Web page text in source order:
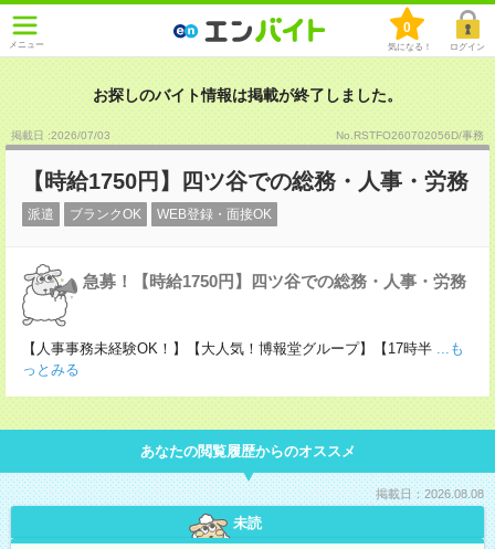
メニュー
0
気になる！ ログイン
お探しのバイト情報は掲載が終了しました。
掲載日 :2026/07/03 No.RSTFO260702056D/事務
【時給1750円】四ツ谷での総務・人事・労務
派遣 ブランクOK WEB登録・面接OK
急募！【時給1750円】四ツ谷での総務・人事・労務
【人事事務未経験OK！】【大人気！博報堂グループ】【17時半 ...も
っとみる
あなたの閲覧履歴からのオススメ
掲載日：2026.08.08
未読